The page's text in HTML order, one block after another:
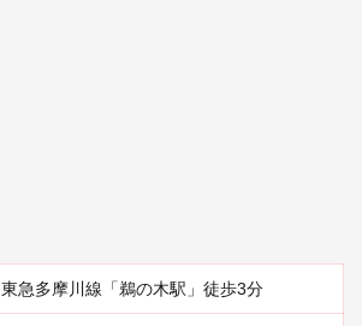
東急多摩川線「鵜の木駅」徒歩3分